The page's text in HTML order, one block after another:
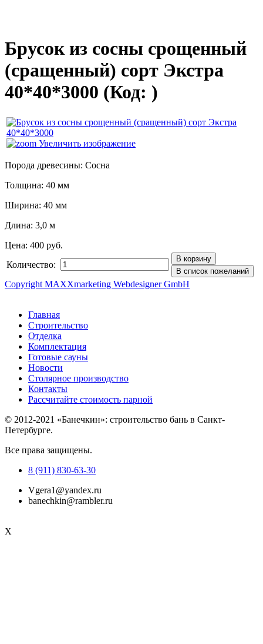
Брусок из сосны срощенный
(сращенный) сорт Экстра
40*40*3000 (Код: )
Увеличить изображение
Порода древесины: Сосна
Толщина: 40 мм
Ширина: 40 мм
Длина: 3,0 м
Цена: 400 руб.
Количество:
Copyright MAXXmarketing Webdesigner GmbH
Главная
Строительство
Отделка
Комплектация
Готовые сауны
Новости
Столярное производство
Контакты
Рассчитайте стоимость парной
© 2012-2021 «Банечкин»: строительство бань в Санкт-
Петербурге.
Все права защищены.
8 (911) 830-63-30
Vgera1@yandex.ru
banechkin@rambler.ru
X